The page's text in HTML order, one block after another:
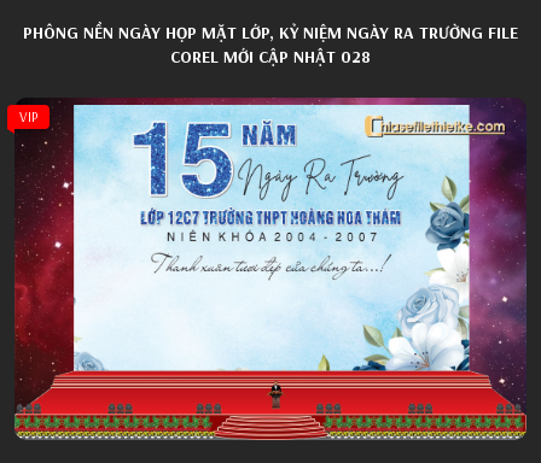
PHÔNG NỀN NGÀY HỌP MẶT LỚP, KỶ NIỆM NGÀY RA TRƯỜNG FILE
COREL MỚI CẬP NHẬT 028
VIP